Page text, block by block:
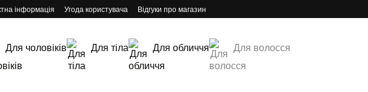
інформація Угода користувача Відгуки про магазин
Для чоловіків Для тіла Для обличчя Для волосся